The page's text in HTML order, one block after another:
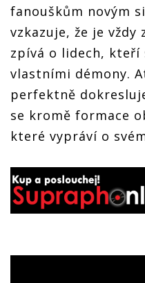
fanouškům novým
vzkazuje, že je vždy
zpívá o lidech, kteří
vlastními démony.
perfektně
se kromě formace
které vypráví o